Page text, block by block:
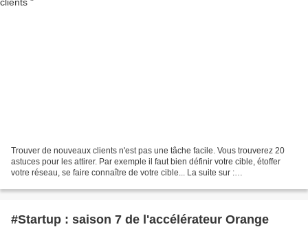
Trouver de nouveaux clients n'est pas une tâche facile. Vous trouverez 20
astuces pour les attirer. Par exemple il faut bien définir votre cible, étoffer
votre réseau, se faire connaître de votre cible... La suite sur :
#Startup : saison 7 de l'accélérateur Orange